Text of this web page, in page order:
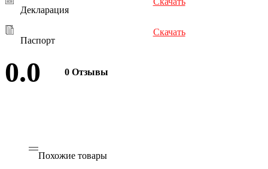
Декларация
Паспорт
Скачать
0.0 0 Отзывы
Похожие товары